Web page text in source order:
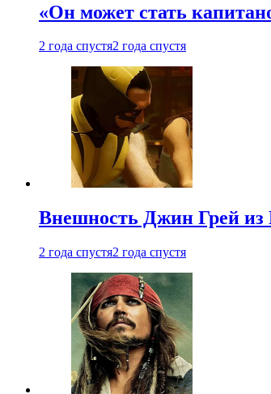
«Он может стать
2 года спустя2 года спустя
Внешность Джин Грей из
2 года спустя2 года спустя